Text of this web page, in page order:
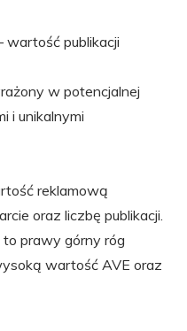
wartość publikacji
w potencjalnej
i unikalnymi
reklamową
oraz liczbę publikacji.
prawy górny róg
wartość AVE oraz